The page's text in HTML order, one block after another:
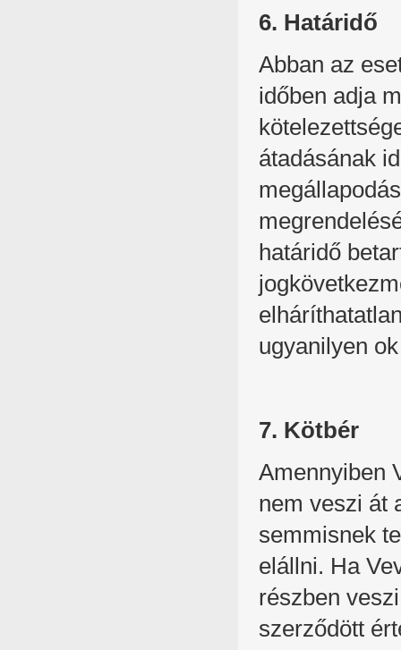
6. Határidő
Abban az
időben adja
átadásának
határidő
ugyanilyen
7. Kötbér
Amennyiben
nem veszi át
semmisnek
elállni. Ha
részben
szerződött